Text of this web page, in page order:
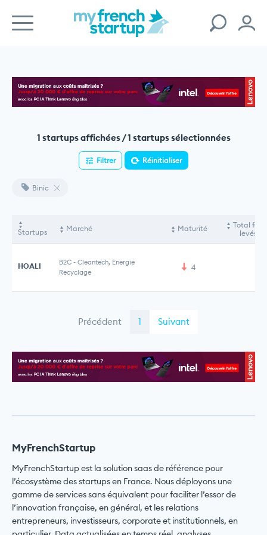
1 startups affichées / 1 startups sélectionnées
Filtrer Réinitialiser
Binic
Startups Marché Maturité
Total
levés
HOALI B2C - Cleantech, Energie
Recyclage
4
Précédent 1 Suivant
MyFrenchStartup
MyFrenchStartup est la solution saas de référence pour
l’écosystème des startups en France. Nous déployons une
gamme de services sans équivalent pour faciliter l’essor de
l’innovation française, en général, et les relations
entrepreneurs, investisseurs, corporate et institutionnels, en